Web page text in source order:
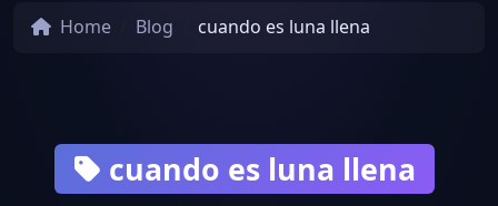
Home Blog cuando es luna llena
cuando es luna llena